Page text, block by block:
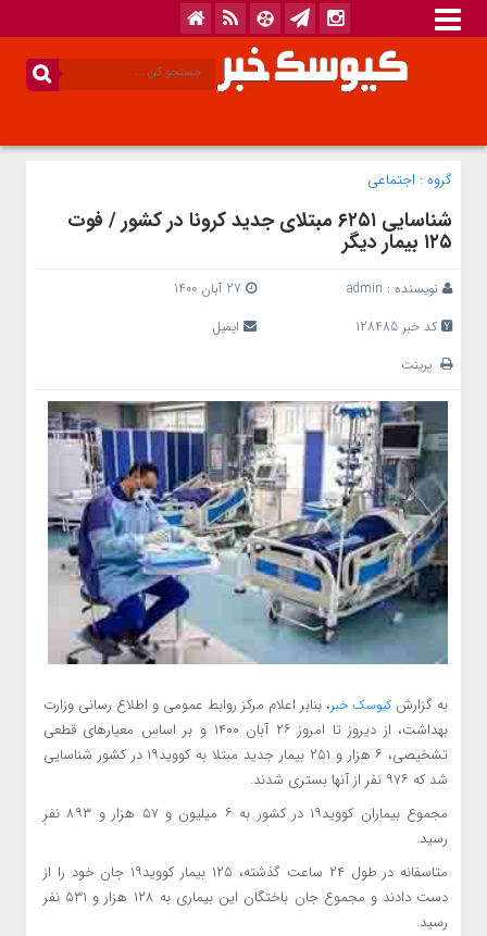
گروه : اجتماعی
شناسایی ۶۲۵۱ مبتلای جدید کرونا در کشور / فوت
۱۲۵ بیمار دیگر
نویسنده : admin
کد خبر 128485
ایمیل
پرینت
به گزارش کیوسک خبر، بنابر اعلام مرکز روابط عمومی و اطلاع رسانی وزارت
بهداشت، از دیروز تا امروز ۲۶ آبان ۱۴۰۰ و بر اساس معیارهای قطعی
تشخیصی، ۶ هزار و ۲۵۱ بیمار جدید مبتلا به کووید۱۹ در کشور شناسایی
شد که ۹۷۶ نفر از آنها بستری شدند.
مجموع بیماران کووید۱۹ در کشور به ۶ میلیون و ۵۷ هزار و ۸۹۳ نفر
رسید.
متاسفانه در طول ۲۴ ساعت گذشته، ۱۲۵ بیمار کووید۱۹ جان خود را از
دست دادند و مجموع جان باختگان این بیماری به ۱۲۸ هزار و ۵۳۱ نفر
رسید.